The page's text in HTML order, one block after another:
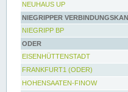
NEUHAUS UP
NIEGRIPPER
NIEGRIPP BP
ODER
EISENHÜTTENSTADT
FRANKFURT1 (ODER)
HOHENSAATEN-FINOW